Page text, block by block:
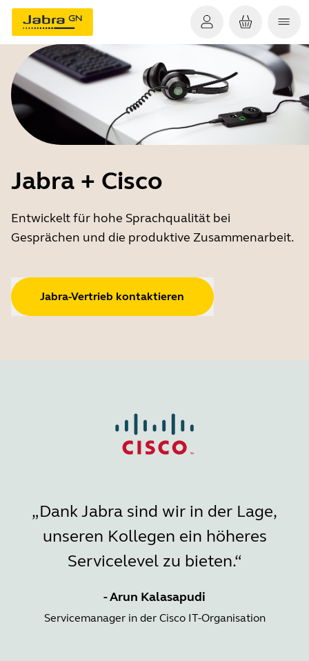
Jabra + Cisco
Entwickelt für hohe Sprachqualität bei
Gesprächen und die produktive Zusammenarbeit.
Jabra-Vertrieb kontaktieren
„Dank Jabra sind wir in der Lage,
unseren Kollegen ein höheres
Servicelevel zu bieten.“
- Arun Kalasapudi
Servicemanager in der Cisco IT-Organisation